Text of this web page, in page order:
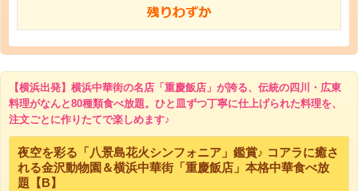
【横浜出発】横浜中華街の名店「重慶飯店」が誇る、伝統の四川・広東
料理がなんと80種類食べ放題。ひと皿ずつ丁寧に仕上げられた料理を、
注文ごとに作りたてで楽しめます♪
夜空を彩る「八景島花火シンフォニア」鑑賞♪ コアラに癒さ
れる金沢動物園＆横浜中華街「重慶飯店」本格中華食べ放
題【B】